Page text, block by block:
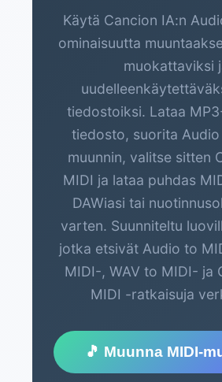
Käytä Cancion IA:n
ominaisuutta
muokattaviksi
tiedostoiksi. Lataa
tiedosto, suorita
muunnin, valitse sitten
MIDI ja lataa puhdas
DAWiasi tai
varten. Suunniteltu
jotka etsivät Audio to
MIDI-, WAV to MIDI- ja
MIDI -ratkaisuja
🎵 Muunna MIDI-